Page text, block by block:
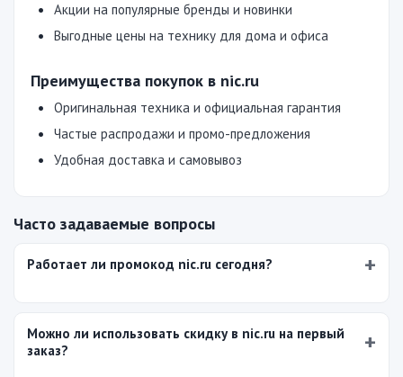
Акции на популярные бренды и новинки
Выгодные цены на технику для дома и офиса
Преимущества покупок в nic.ru
Оригинальная техника и официальная гарантия
Частые распродажи и промо-предложения
Удобная доставка и самовывоз
Часто задаваемые вопросы
Работает ли промокод nic.ru сегодня?
Можно ли использовать скидку в nic.ru на первый
заказ?